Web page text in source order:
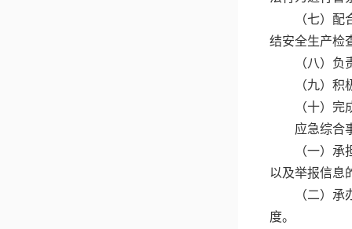
（七）
结安全生产检
（八）
（九）
（十）
应急综合
（一）
以及举报信息
（二）
度。